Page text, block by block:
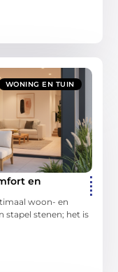
WONING EN TUIN
en
woon- en
stapel stenen; het is